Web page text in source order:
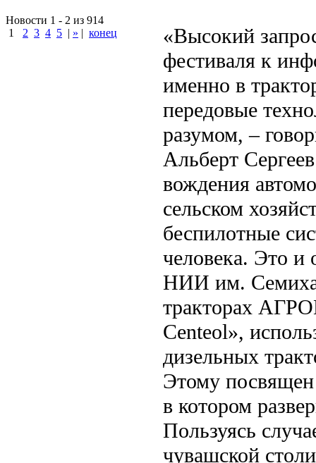
Новости 1 - 2 из 914
1
2 3 4 5 | » | конец
«Высокий
фестиваля к
именно в
передовые
разумом, –
Альберт
вождения
сельском
беспилотные
человека. Это и
НИИ им.
тракторах
Centeol»,
дизельных
Этому
в котором
Пользуясь
чувашской